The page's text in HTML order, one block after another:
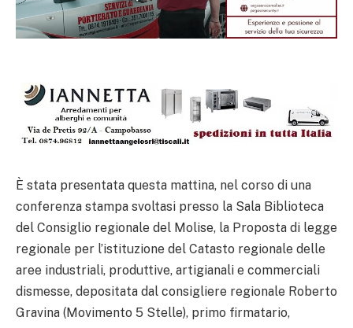
È stata presentata questa mattina, nel corso di una
conferenza stampa svoltasi presso la Sala Biblioteca
del Consiglio regionale del Molise, la Proposta di legge
regionale per l’istituzione del Catasto regionale delle
aree industriali, produttive, artigianali e commerciali
dismesse, depositata dal consigliere regionale Roberto
Gravina (Movimento 5 Stelle), primo firmatario,